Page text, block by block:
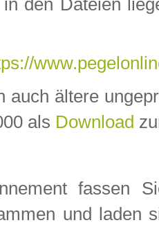
den Dateien
auch ältere
als Download
fassen
und laden